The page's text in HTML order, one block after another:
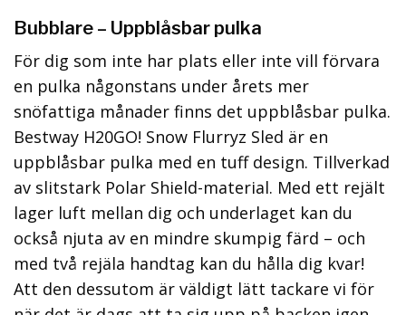
Bubblare – Uppblåsbar pulka
För dig som inte har plats eller inte vill förvara
en pulka någonstans under årets mer
snöfattiga månader finns det uppblåsbar pulka.
Bestway H20GO! Snow Flurryz Sled är en
uppblåsbar pulka med en tuff design. Tillverkad
av slitstark Polar Shield-material. Med ett rejält
lager luft mellan dig och underlaget kan du
också njuta av en mindre skumpig färd – och
med två rejäla handtag kan du hålla dig kvar!
Att den dessutom är väldigt lätt tackare vi för